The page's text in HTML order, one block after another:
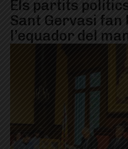
Els partits
Sant Gervasi fan
l’equador del